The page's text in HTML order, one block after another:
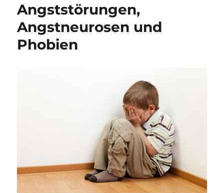
Angststörungen,
Angstneurosen und
Phobien